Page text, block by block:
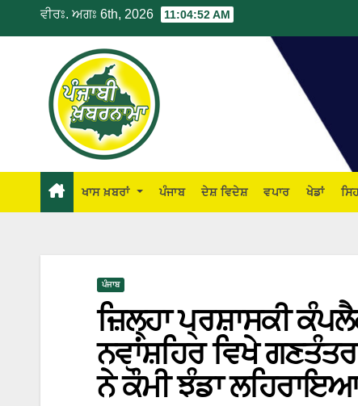
ਵੀਰਃ. ਅਗਃ 6th, 2026 11:04:53 AM
ਖਾਸ ਖ਼ਬਰਾਂ ਪੰਜਾਬ ਦੇਸ਼ ਵਿਦੇਸ਼ ਵਪਾਰ ਖੇਡਾਂ
ਪੰਜਾਬ
ਜ਼ਿਲ੍ਹਾ ਪ੍ਰਸ਼ਾਸਕੀ
ਨਵਾਂਸ਼ਹਿਰ ਵਿਖੇ ਗਣਤੰਤਰ
ਨੇ ਕੌਮੀ ਝੰਡਾ